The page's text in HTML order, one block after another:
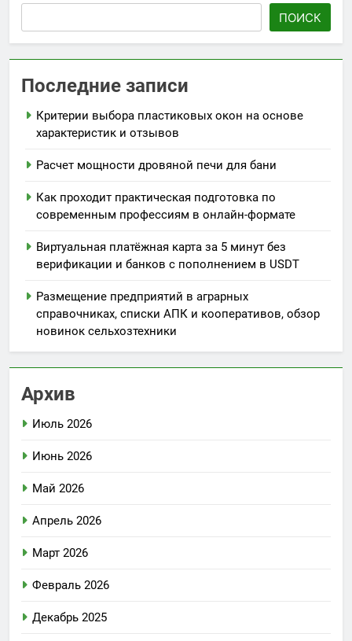
ПОИСК
Последние записи
Критерии выбора пластиковых окон на основе
характеристик и отзывов
Расчет мощности дровяной печи для бани
Как проходит практическая подготовка по
современным профессиям в онлайн-формате
Виртуальная платёжная карта за 5 минут без
верификации и банков с пополнением в USDT
Размещение предприятий в аграрных
справочниках, списки АПК и кооперативов, обзор
новинок сельхозтехники
Архив
Июль 2026
Июнь 2026
Май 2026
Апрель 2026
Март 2026
Февраль 2026
Декабрь 2025